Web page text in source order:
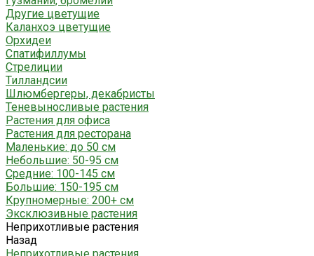
Другие цветущие
Каланхоэ цветущие
Орхидеи
Спатифиллумы
Стрелиции
Тилландсии
Шлюмбергеры, декабристы
Теневыносливые растения
Растения для офиса
Растения для ресторана
Маленькие: до 50 см
Небольшие: 50-95 см
Средние: 100-145 см
Большие: 150-195 см
Крупномерные: 200+ см
Эксклюзивные растения
Неприхотливые растения
Назад